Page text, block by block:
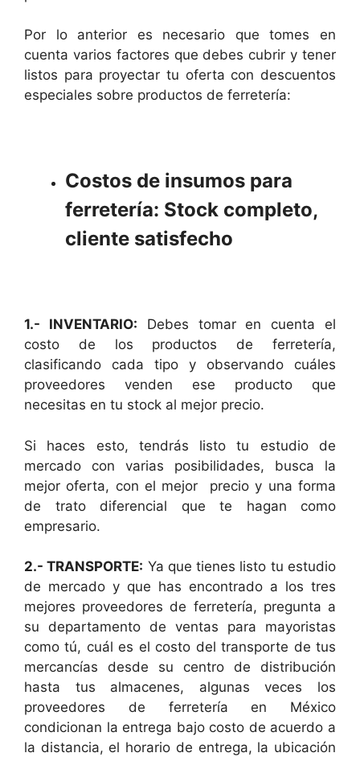
Por lo anterior es necesario que tomes en
cuenta varios factores que debes cubrir y tener
listos para proyectar tu oferta con descuentos
especiales sobre productos de ferretería:
Costos de insumos para
ferretería: Stock completo,
cliente satisfecho
1.- INVENTARIO: Debes tomar en cuenta el
costo de los productos de ferretería,
clasificando cada tipo y observando cuáles
proveedores venden ese producto que
necesitas en tu stock al mejor precio.
Si haces esto, tendrás listo tu estudio de
mercado con varias posibilidades, busca la
mejor oferta, con el mejor precio y una forma
de trato diferencial que te hagan como
empresario.
2.- TRANSPORTE: Ya que tienes listo tu estudio
de mercado y que has encontrado a los tres
mejores proveedores de ferretería, pregunta a
su departamento de ventas para mayoristas
como tú, cuál es el costo del transporte de tus
mercancías desde su centro de distribución
hasta tus almacenes, algunas veces los
proveedores de ferretería en México
condicionan la entrega bajo costo de acuerdo a
la distancia, el horario de entrega, la ubicación